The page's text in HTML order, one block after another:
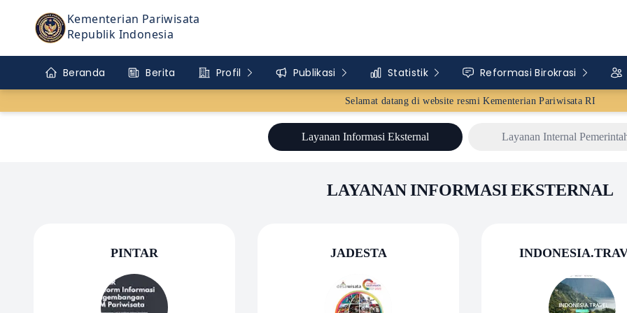
Kementerian Pariwisata
Republik Indonesia
Beranda Berita Profil Publikasi Statistik Reformasi Birokrasi
Selamat datang di website resmi Kementerian Pariwisata RI
Layanan Informasi Eksternal Layanan Internal
LAYANAN INFORMASI EKSTERNAL
PINTAR
P
JADESTA
J I